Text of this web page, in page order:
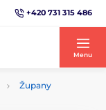
+420 731 315 486
Menu
Župany